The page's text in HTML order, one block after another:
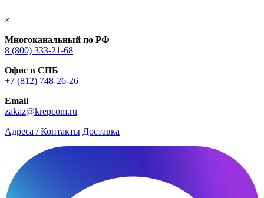
×
Многоканальный по РФ
8 (800) 333‑21-68
Офис в СПБ
+7 (812) 748‑26-26
Email
zakaz@krepcom.ru
Адреса / Контакты Доставка